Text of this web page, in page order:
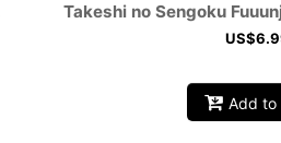
Takeshi no Sengoku
US$
Add to